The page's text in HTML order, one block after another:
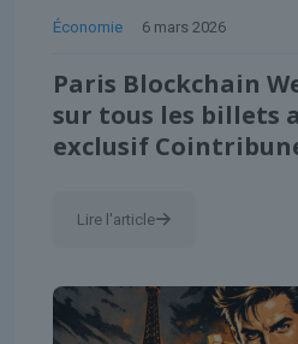
Économie 6 mars 2026
Paris Blockchain
sur tous les billets
exclusif
Lire l'article